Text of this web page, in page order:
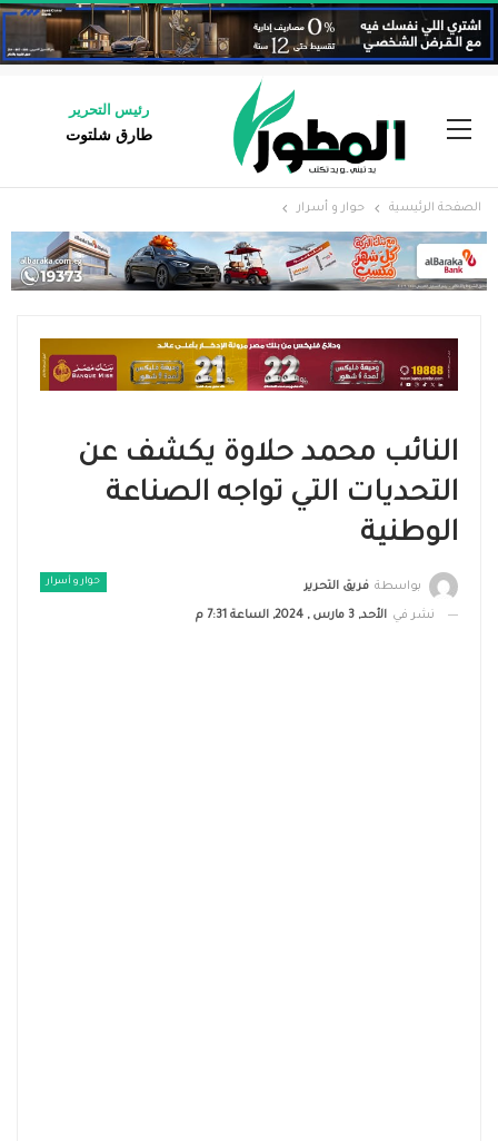
رئيس التحرير
طارق شلتوت
الصفحة الرئيسية حوار و أسرار
النائب محمد حلاوة يكشف عن
التحديات التي تواجه الصناعة
الوطنية
حوار و أسرار بواسطة فريق التحرير
نشر في الأحد, 3 مارس , 2024, الساعة 7:31 م